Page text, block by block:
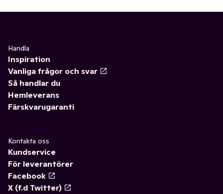
Handla
Inspiration
Vanliga frågor och svar
Så handlar du
Hemleverans
Färskvarugaranti
Kontakta oss
Kundservice
För leverantörer
Facebook
X (f.d Twitter)